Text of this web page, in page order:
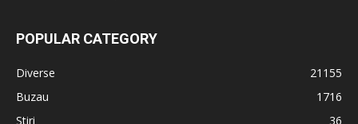
POPULAR CATEGORY
Diverse
21155
Buzau
1716
Stiri
36